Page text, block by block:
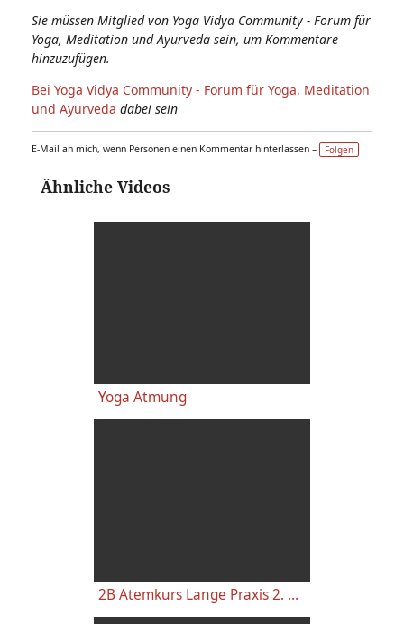
Sie müssen Mitglied von Yoga Vidya Community - Forum für
Yoga, Meditation und Ayurveda sein, um Kommentare
hinzuzufügen.
Bei Yoga Vidya Community - Forum für Yoga, Meditation
und Ayurveda dabei sein
E-Mail an mich, wenn Personen einen Kommentar hinterlassen – Folgen
Ähnliche Videos
Yoga Atmung
2B Atemkurs Lange Praxis 2. Woche Stehende Atemübungen und sanfte Wechselatmung